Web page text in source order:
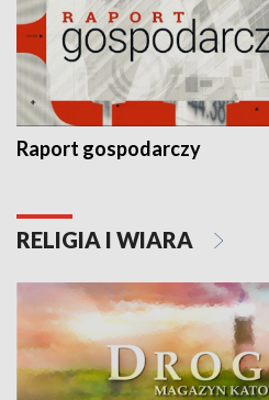
Raport gospodarczy
RELIGIA I WIARA